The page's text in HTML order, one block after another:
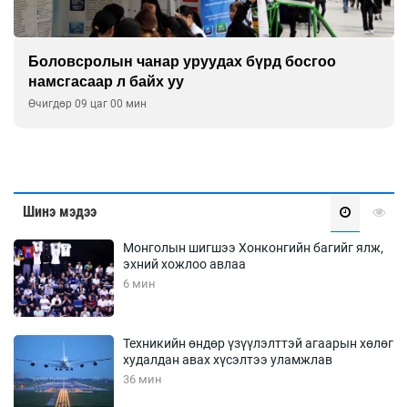
Боловсролын чанар уруудах бүрд босгоо
намсгасаар л байх уу
Өчигдөр 09 цаг 00 мин
Шинэ мэдээ
Монголын шигшээ Хонконгийн багийг ялж,
эхний хожлоо авлаа
6 мин
Техникийн өндөр үзүүлэлттэй агаарын хөлөг
худалдан авах хүсэлтээ уламжлав
36 мин